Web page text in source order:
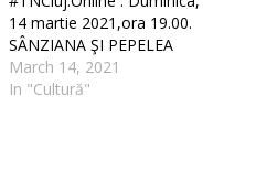
14 martie 2021,ora 19.00.
SÂNZIANA ŞI PEPELEA
March 14, 2021
In "Cultură"